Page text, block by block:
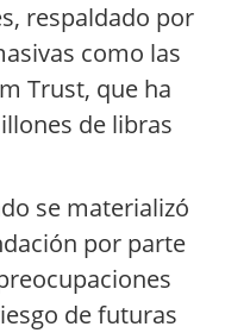
respaldado por
como las
Trust, que ha
de libras
se materializó
por parte
de futuras